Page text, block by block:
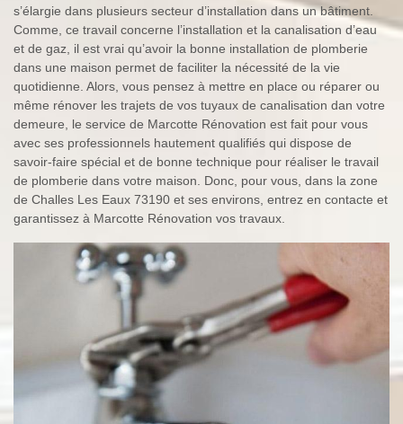
s’élargie dans plusieurs secteur d’installation dans un bâtiment.
Comme, ce travail concerne l’installation et la canalisation d’eau
et de gaz, il est vrai qu’avoir la bonne installation de plomberie
dans une maison permet de faciliter la nécessité de la vie
quotidienne. Alors, vous pensez à mettre en place ou réparer ou
même rénover les trajets de vos tuyaux de canalisation dan votre
demeure, le service de Marcotte Rénovation est fait pour vous
avec ses professionnels hautement qualifiés qui dispose de
savoir-faire spécial et de bonne technique pour réaliser le travail
de plomberie dans votre maison. Donc, pour vous, dans la zone
de Challes Les Eaux 73190 et ses environs, entrez en contacte et
garantissez à Marcotte Rénovation vos travaux.